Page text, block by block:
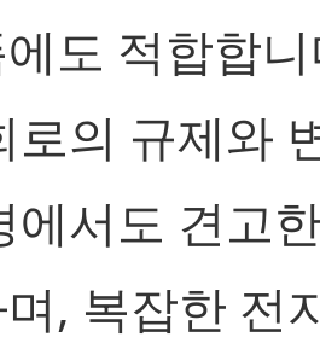
도 적합합
로의 규제와
에서도 견고
, 복잡한 전